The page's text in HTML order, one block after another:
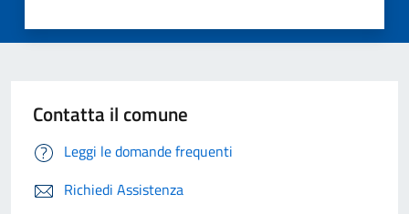
Contatta il comune
Leggi le domande frequenti
Richiedi Assistenza